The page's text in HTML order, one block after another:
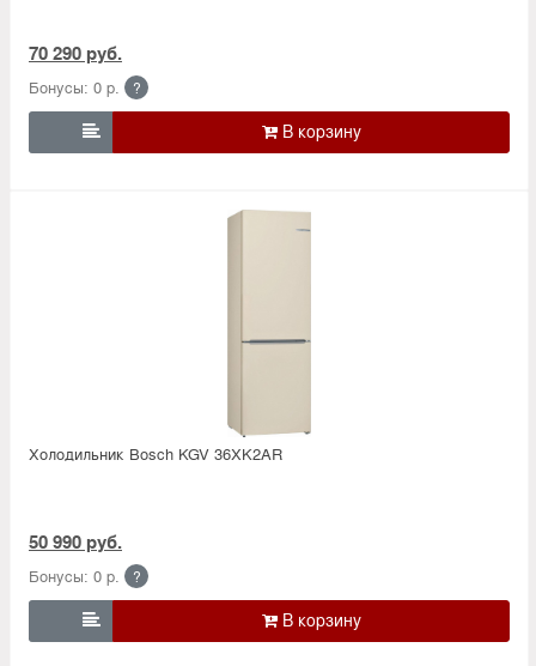
70 290 руб.
Бонусы: 0 р. ?

Холодильник Bosсh KGV 36XK2AR
50 990 руб.
Бонусы: 0 р. ?
